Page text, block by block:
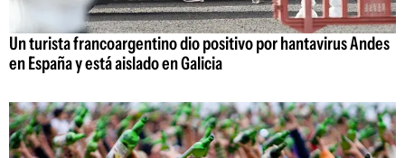
Un turista francoargentino dio positivo por hantavirus Andes
en España y está aislado en Galicia